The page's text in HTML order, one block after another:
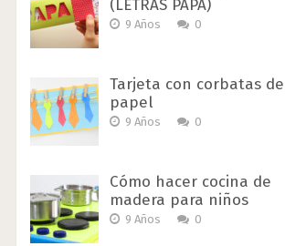
(LETRAS PAPÁ)
9 Años 0
Tarjeta con corbatas de
papel
9 Años 0
Cómo hacer cocina de
madera para niños
9 Años 0